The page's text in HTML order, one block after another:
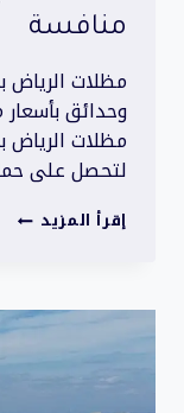
منافسة
وحدائق
لتحصل على
إقرأ المزيد مظلات
|